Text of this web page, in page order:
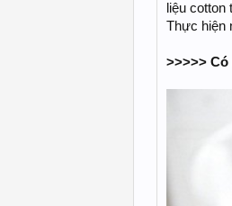
liệu cotton
Thực hiện
>>>>>